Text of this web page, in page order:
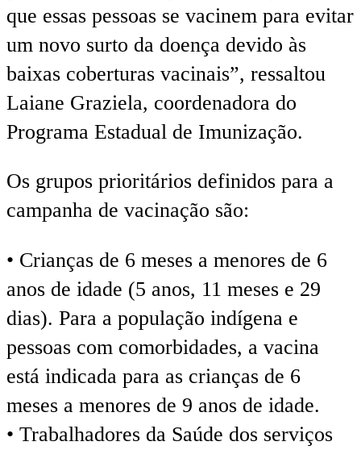
que essas pessoas se vacinem para evitar
um novo surto da doença devido às
baixas coberturas vacinais”, ressaltou
Laiane Graziela, coordenadora do
Programa Estadual de Imunização.
Os grupos prioritários definidos para a
campanha de vacinação são:
• Crianças de 6 meses a menores de 6
anos de idade (5 anos, 11 meses e 29
dias). Para a população indígena e
pessoas com comorbidades, a vacina
está indicada para as crianças de 6
meses a menores de 9 anos de idade.
• Trabalhadores da Saúde dos serviços